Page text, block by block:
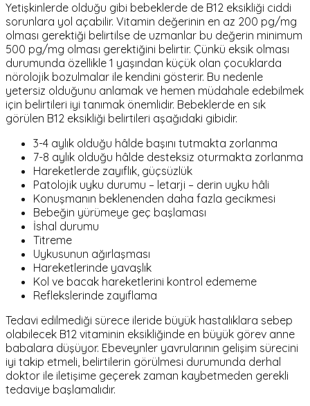
Yetişkinlerde olduğu gibi bebeklerde de B12 eksikliği ciddi
sorunlara yol açabilir. Vitamin değerinin en az 200 pg/mg
olması gerektiği belirtilse de uzmanlar bu değerin minimum
500 pg/mg olması gerektiğini belirtir. Çünkü eksik olması
durumunda özellikle 1 yaşından küçük olan çocuklarda
nörolojik bozulmalar ile kendini gösterir. Bu nedenle
yetersiz olduğunu anlamak ve hemen müdahale edebilmek
için belirtileri iyi tanımak önemlidir. Bebeklerde en sık
görülen B12 eksikliği belirtileri aşağıdaki gibidir.
3-4 aylık olduğu hâlde başını tutmakta zorlanma
7-8 aylık olduğu hâlde desteksiz oturmakta zorlanma
Hareketlerde zayıflık, güçsüzlük
Patolojik uyku durumu – letarji – derin uyku hâli
Konuşmanın beklenenden daha fazla gecikmesi
Bebeğin yürümeye geç başlaması
İshal durumu
Titreme
Uykusunun ağırlaşması
Hareketlerinde yavaşlık
Kol ve bacak hareketlerini kontrol edememe
Reflekslerinde zayıflama
Tedavi edilmediği sürece ileride büyük hastalıklara sebep
olabilecek B12 vitaminin eksikliğinde en büyük görev anne
babalara düşüyor. Ebeveynler yavrularının gelişim sürecini
iyi takip etmeli, belirtilerin görülmesi durumunda derhal
doktor ile iletişime geçerek zaman kaybetmeden gerekli
tedaviye başlamalıdır.